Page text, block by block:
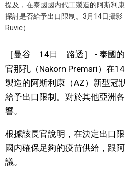
政治外交
財經
文化
科學技術
生活
提及，在泰國國内代工製造的阿斯利
探討是否給予出口限制。3月14日攝
Ruvic）
［曼谷 14日 路透］ - 泰國
官那孔（Nakorn Premsri）在
製造的阿斯利康（AZ）新型冠
給予出口限制。對於其他亞洲
響。
根據該長官說明，在決定出口
國内確保足夠的疫苗供給，跟
議。